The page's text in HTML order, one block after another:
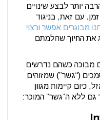
יותר לבצע שינויים
עם זאת, בניגוד
מבוגרים אפשר ורצוי
את החיוך שחלמתם
מבוכה כשהם נדרשים
(“גשר”) שמזוהים
כיום קיימות מגוון
גם ללא ה”גשר” המוכר: